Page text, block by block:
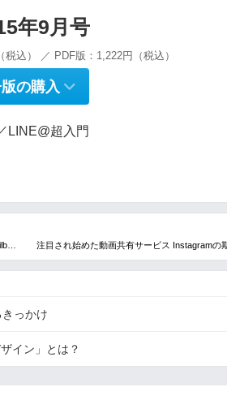
年9月号
税込） ／ PDF版：1,222円（税込）
の購入
LINE@超入門
っかけ
イン」とは？